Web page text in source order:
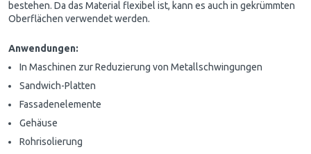
bestehen. Da das Material flexibel ist, kann es auch in gekrümmten
Oberflächen verwendet werden.
Anwendungen:
In Maschinen zur Reduzierung von Metallschwingungen
Sandwich-Platten
Fassadenelemente
Gehäuse
Rohrisolierung